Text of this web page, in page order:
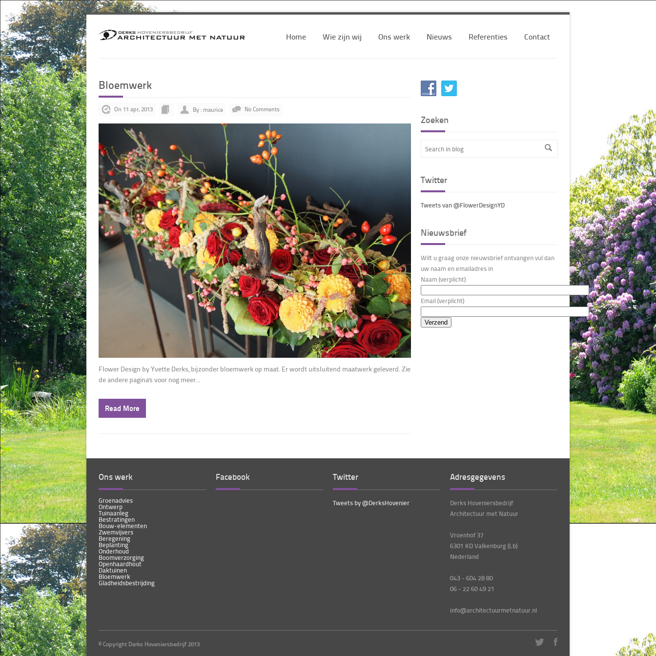
Home Wie zijn wij Ons werk Nieuws Referenties Contact
Bloemwerk
On 11 apr, 2013 By : maurice No Comments
Flower Design by Yvette Derks, bijzonder bloemwerk op maat. Er wordt uitsluitend maatwerk geleverd. Zie
de andere pagina's voor nog meer...
Read More
Zoeken
Twitter
Tweets van @FlowerDesignYD
Nieuwsbrief
Wilt u graag onze nieuwsbrief ontvangen vul dan
uw naam en emailadres in
Naam (verplicht)
Email (verplicht)
Ons werk
Groenadvies
Ontwerp
Tuinaanleg
Bestratingen
Bouw-elementen
Zwemvijvers
Beregening
Beplanting
Onderhoud
Boomverzorging
Openhaardhout
Daktuinen
Bloemwerk
Gladheidsbestrijding
Facebook Twitter
Tweets by @DerksHovenier
Adresgegevens
Derks Hoveniersbedrijf
Architectuur met Natuur
Vroenhof 37
6301 KD Valkenburg (Lb)
Nederland
043 - 604 28 80
06 - 22 60 49 21
info@architectuurmetnatuur.nl
© Copyright Derks Hoveniersbedrijf 2013